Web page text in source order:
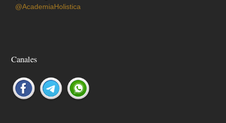
@AcademiaHolistica
Canales